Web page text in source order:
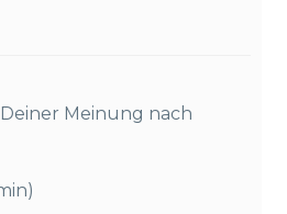
Meinung nach